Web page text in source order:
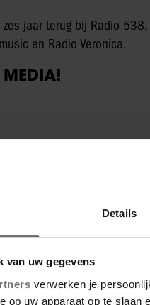
Details
van uw gegevens
verwerken je
op uw apparaat op te slaan
jaar terug bij Radio
en Radio Veronica.
MEDIA!